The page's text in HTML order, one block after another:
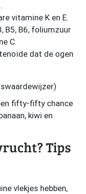
vitamine K en E.
B5, B6, foliumzuur
C.
dat de ogen
fifty-fifty chance
kiwi en
Tips
vlekjes hebben,